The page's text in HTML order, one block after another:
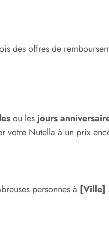
des offres de
ou les jours
votre Nutella à un prix
personnes à [Ville]